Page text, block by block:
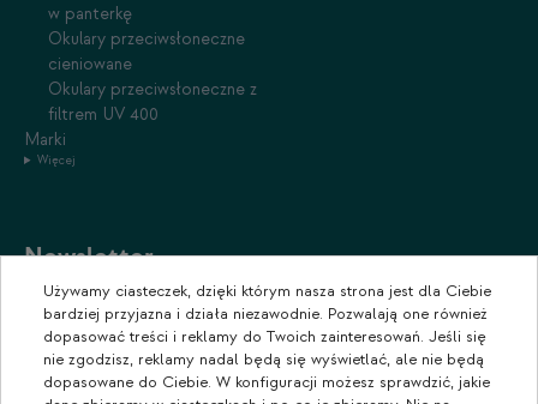
w panterkę
Okulary przeciwsłoneczne
cieniowane
Okulary przeciwsłoneczne z
filtrem UV 400
Marki
Więcej
Newsletter
Zapisz się do naszego newslettera, aby otrzymywać informacje o
promocjach i nowościach w naszym sklepie.
Używamy ciasteczek, dzięki którym nasza strona jest dla Ciebie
bardziej przyjazna i działa niezawodnie. Pozwalają one również
dopasować treści i reklamy do Twoich zainteresowań. Jeśli się
nie zgodzisz, reklamy nadal będą się wyświetlać, ale nie będą
dopasowane do Ciebie. W konfiguracji możesz sprawdzić, jakie